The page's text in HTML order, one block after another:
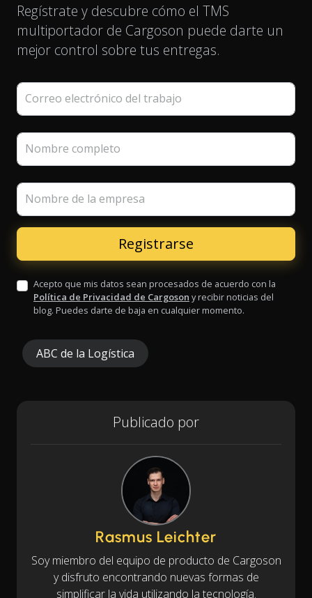
Regístrate y descubre cómo el TMS
multiportador de Cargoson puede darte un
mejor control sobre tus entregas.
Correo electrónico del trabajo
Nombre completo
Nombre de la empresa
Acepto que mis datos sean procesados de acuerdo con la
Política de Privacidad de Cargoson y recibir noticias del
blog. Puedes darte de baja en cualquier momento.
ABC de la Logística
Publicado por
Rasmus Leichter
Soy miembro del equipo de producto de Cargoson
y disfruto encontrando nuevas formas de
simplificar la vida utilizando la tecnología.